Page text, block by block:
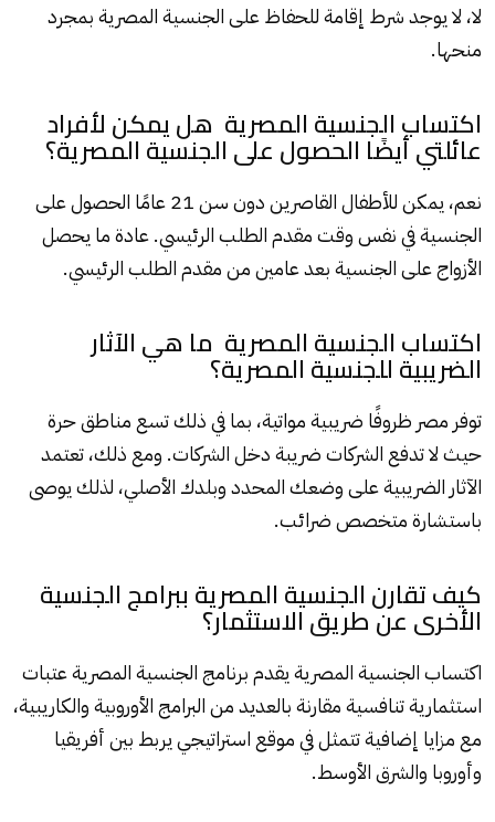
لا، لا يوجد شرط إقامة للحفاظ على الجنسية المصرية بمجرد
منحها.
اكتساب الجنسية المصرية هل يمكن لأفراد
عائلتي أيضًا الحصول على الجنسية المصرية؟
نعم، يمكن للأطفال القاصرين دون سن 21 عامًا الحصول على
الجنسية في نفس وقت مقدم الطلب الرئيسي. عادة ما يحصل
الأزواج على الجنسية بعد عامين من مقدم الطلب الرئيسي.
اكتساب الجنسية المصرية ما هي الآثار
الضريبية للجنسية المصرية؟
توفر مصر ظروفًا ضريبية مواتية، بما في ذلك تسع مناطق حرة
حيث لا تدفع الشركات ضريبة دخل الشركات. ومع ذلك، تعتمد
الآثار الضريبية على وضعك المحدد وبلدك الأصلي، لذلك يوصى
باستشارة متخصص ضرائب.
كيف تقارن الجنسية المصرية ببرامج الجنسية
الأخرى عن طريق الاستثمار؟
اكتساب الجنسية المصرية يقدم برنامج الجنسية المصرية عتبات
استثمارية تنافسية مقارنة بالعديد من البرامج الأوروبية والكاريبية،
مع مزايا إضافية تتمثل في موقع استراتيجي يربط بين أفريقيا
وأوروبا والشرق الأوسط.